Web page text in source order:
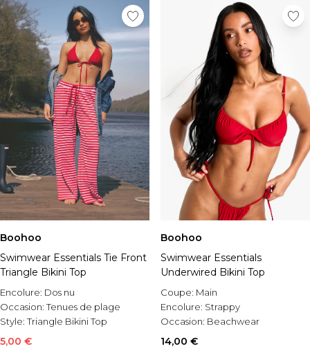
Boohoo
Swimwear Essentials Tie Front
Triangle Bikini Top
Encolure: Dos nu
Occasion:Tenues de plage
Style:Triangle Bikini Top
5,00 €
Boohoo
Swimwear Essentials
Underwired Bikini Top
Coupe: Main
Encolure: Strappy
Occasion: Beachwear
14,00 €